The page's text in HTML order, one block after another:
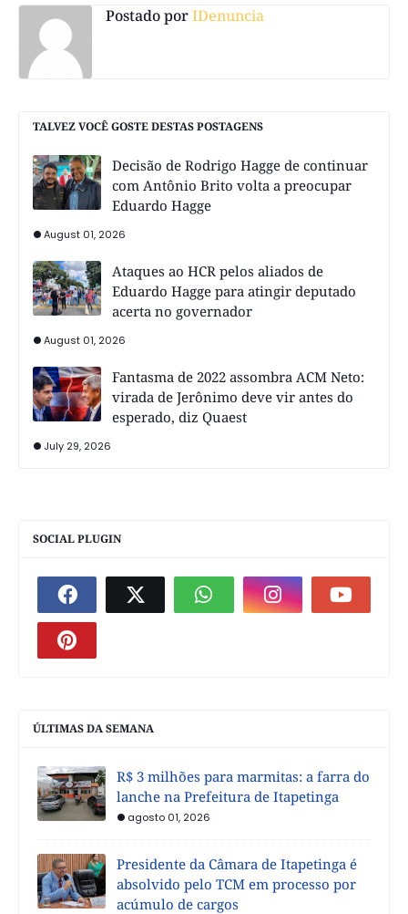
Postado porIDenuncia
TALVEZ VOCÊ GOSTE DESTAS POSTAGENS
Decisão de Rodrigo Hagge de continuar
com Antônio Brito volta a preocupar
Eduardo Hagge
August 01, 2026
Ataques ao HCR pelos aliados de
Eduardo Hagge para atingir deputado
acerta no governador
August 01, 2026
Fantasma de 2022 assombra ACM Neto:
virada de Jerônimo deve vir antes do
esperado, diz Quaest
July 29, 2026
SOCIAL PLUGIN
ÚLTIMAS DA SEMANA
R$ 3 milhões para marmitas: a farra do
lanche na Prefeitura de Itapetinga
agosto 01, 2026
Presidente da Câmara de Itapetinga é
absolvido pelo TCM em processo por
acúmulo de cargos